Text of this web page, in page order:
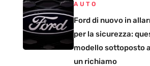
AUTO
Ford di nuovo in
per la sicurezza:
modello sottoposto
un richiamo